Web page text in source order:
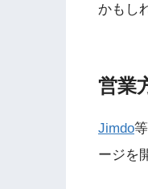
かもし
営業
Jimdo
ージを